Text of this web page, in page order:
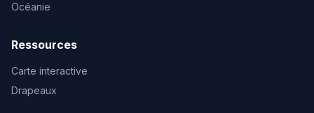
Océanie
Ressources
Carte interactive
Drapeaux